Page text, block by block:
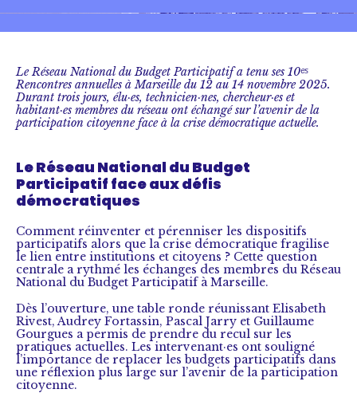
Le Réseau National du Budget Participatif a tenu ses 10ᵉˢ
Rencontres annuelles à Marseille du 12 au 14 novembre 2025.
Durant trois jours, élu·es, technicien·nes, chercheur·es et
habitant·es membres du réseau ont échangé sur l’avenir de la
participation citoyenne face à la crise démocratique actuelle.
Le Réseau National du Budget
Participatif face aux défis
démocratiques
Comment réinventer et pérenniser les dispositifs
participatifs alors que la crise démocratique fragilise
le lien entre institutions et citoyens ? Cette question
centrale a rythmé les échanges des membres du Réseau
National du Budget Participatif à Marseille.
Dès l’ouverture, une table ronde réunissant Elisabeth
Rivest, Audrey Fortassin, Pascal Jarry et Guillaume
Gourgues a permis de prendre du recul sur les
pratiques actuelles. Les intervenant·es ont souligné
l’importance de replacer les budgets participatifs dans
une réflexion plus large sur l’avenir de la participation
citoyenne.